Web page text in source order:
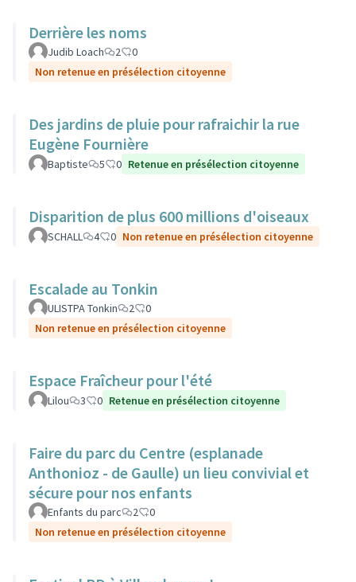
Derrière les noms
Judib Loach 2
0
Non retenue en présélection citoyenne
Des jardins de pluie pour rafraichir la rue
Eugène Fournière
Baptiste 5 0 Retenue en présélection citoyenne
Disparition de plus 600 millions d'oiseaux
SCHALL 4 0 Non retenue en présélection citoyenne
Escalade au Tonkin
ULISTPA Tonkin 2
0
Non retenue en présélection citoyenne
Espace Fraîcheur pour l'été
Lilou 3 0 Retenue en présélection citoyenne
Faire du parc du Centre (esplanade
Anthonioz - de Gaulle) un lieu convivial et
sécure pour nos enfants
Enfants du parc 2
0
Non retenue en présélection citoyenne